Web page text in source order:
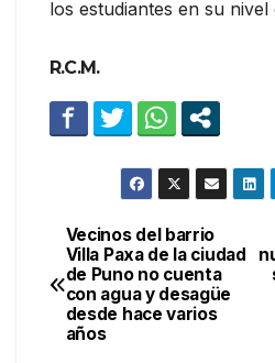
los estudiantes en su nivel
R.C.M.
Navegación
de
entradas
Vecinos del barrio
Villa Paxa de la ciudad
de Puno no cuenta
con agua y desagüe
desde hace varios
años